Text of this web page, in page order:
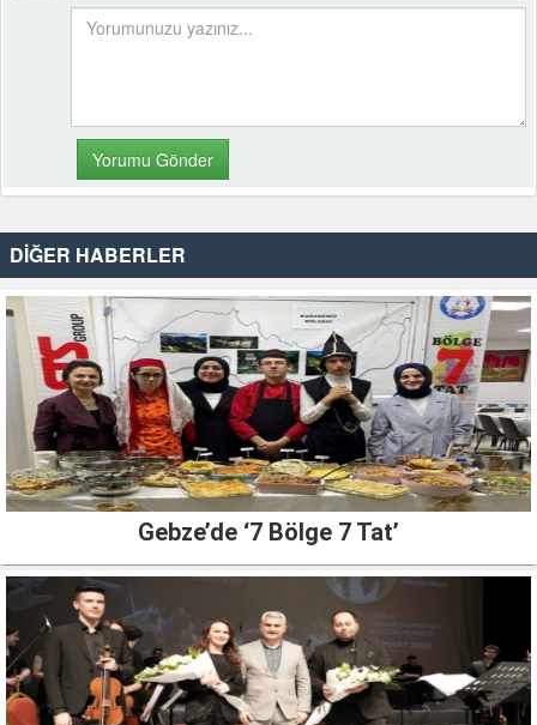
DİĞER HABERLER
Gebze’de ‘7 Bölge 7 Tat’